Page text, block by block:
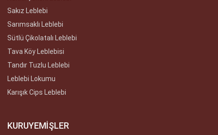
Sakız Leblebi
Sarımsaklı Leblebi
Sütlü Çikolatalı Leblebi
Tava Köy Leblebisi
Tandır Tuzlu Leblebi
Leblebi Lokumu
Karışık Cips Leblebi
KURUYEMİŞLER